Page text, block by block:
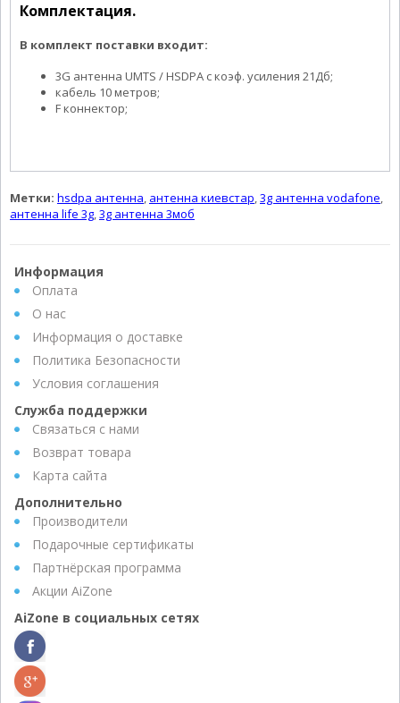
Комплектация.
В комплект поставки входит:
3G антенна UMTS / HSDPA с коэф. усиления 21Дб;
кабель 10 метров;
F коннектор;
Метки: hsdpa антенна, антенна киевстар,3g антенна vodafone,
антенна life 3g,3g антенна 3моб
Информация
Оплата
О нас
Информация о доставке
Политика Безопасности
Условия соглашения
Служба поддержки
Связаться с нами
Возврат товара
Карта сайта
Дополнительно
Производители
Подарочные сертификаты
Партнёрская программа
Акции AiZone
AiZone в социальных сетях